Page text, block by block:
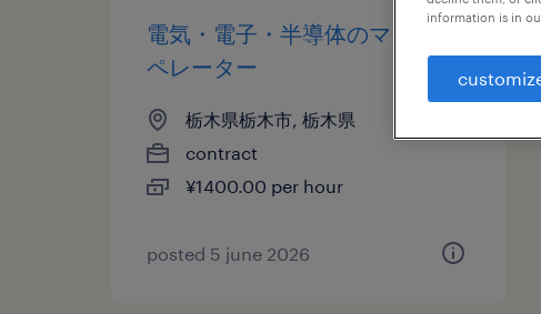
電気・電子・半導体のマシンオ
ペレーター
栃木県栃木市, 栃木県
contract
¥1400.00 per hour
posted 5 june 2026
information is in